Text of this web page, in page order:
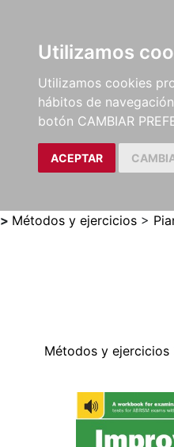
Utilizamos
Utilizamos cookies
hábitos de
botón CAMBIAR
ACEPTAR
LIBROS
MÉTODOS Y
EJERCICIOS
> Métodos y ejercicios >
Métodos y ejercicios